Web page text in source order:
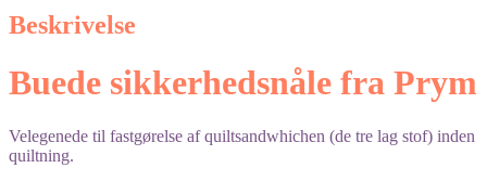
Beskrivelse
Buede sikkerhedsnåle fra Prym
Velegenede til fastgørelse af quiltsandwhichen (de tre lag stof) inden
quiltning.